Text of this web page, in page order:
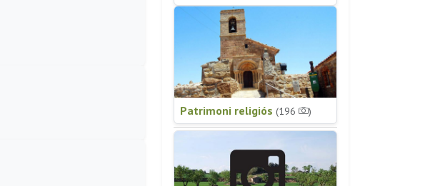
Patrimoni religiós (196 )